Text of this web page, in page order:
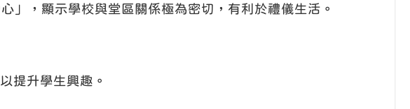
」，顯示學校與堂區關係極為密切，有利於禮儀生活。
提升學生興趣。